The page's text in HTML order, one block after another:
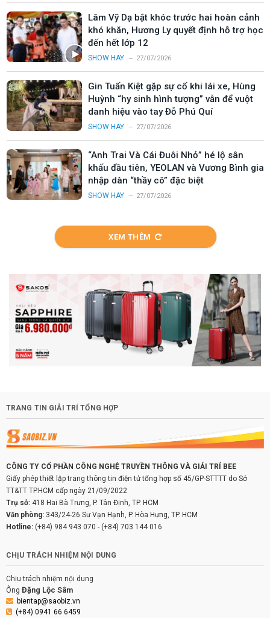
Lâm Vỹ Dạ bật khóc trước hai hoàn cảnh
khó khăn, Hương Ly quyết định hỗ trợ học
đến hết lớp 12
SHOW HAY 27/07/2026
Gin Tuấn Kiệt gặp sự cố khi lái xe, Hùng
Huỳnh “hy sinh hình tượng” vẫn để vuột
danh hiệu vào tay Đỗ Phú Quí
SHOW HAY 27/07/2026
“Anh Trai Và Cái Đuôi Nhỏ” hé lộ sân
khấu đầu tiên, YEOLAN và Vương Bình gia
nhập dàn “thầy cô” đặc biệt
SHOW HAY 27/07/2026
XEM THÊM
TRANG TIN GIẢI TRÍ TỔNG HỢP
CÔNG TY CỔ PHẦN CÔNG NGHỆ TRUYỀN THÔNG VÀ GIẢI TRÍ BEE
Giấy phép thiết lập trang thông tin điện tử tổng hợp số 45/GP-STTTT do Sở
TT&TT TP.HCM cấp ngày 21/09/2022
Trụ sở: 418 Hai Bà Trưng, P. Tân Định, TP. HCM
Văn phòng: 343/24-26 Sư Vạn Hạnh, P. Hòa Hưng, TP. HCM
Hotline: (+84) 984 943 070 - (+84) 703 144 016
CHỊU TRÁCH NHIỆM NỘI DUNG
Chịu trách nhiệm nội dung
Ông Đặng Lộc Sâm
bientap@saobiz.vn
(+84) 0941 66 6459